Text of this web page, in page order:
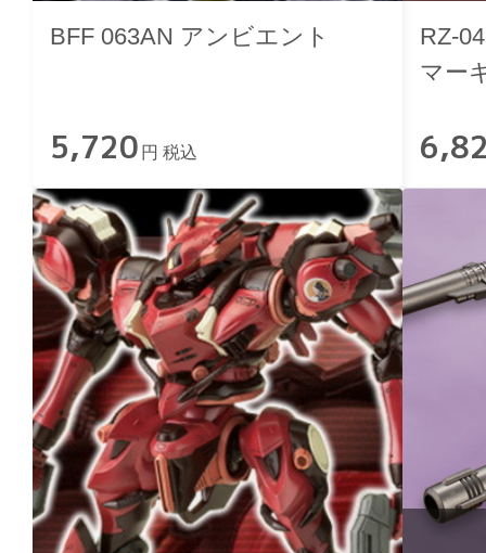
BFF 063AN アンビエント
5,720 円 税込
RZ-
マー